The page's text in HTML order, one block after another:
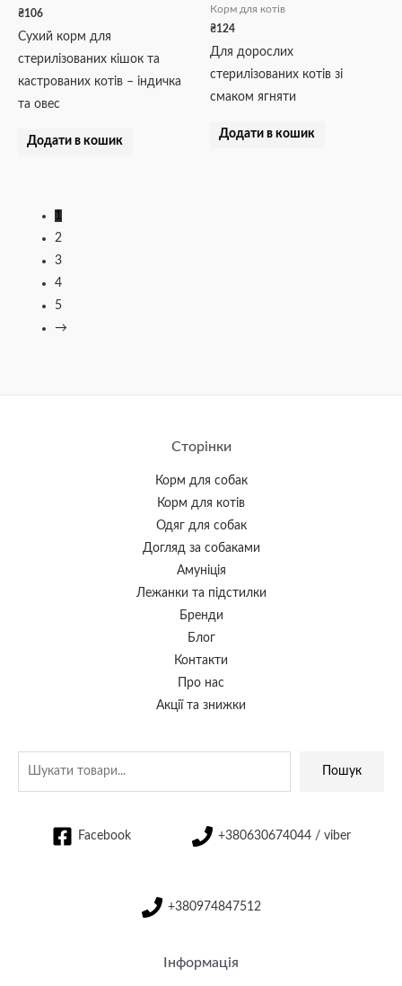
₴106
Cухий корм для
стерилізованих кішок та
кастрованих котів – індичка
та овес
Додати в кошик
Корм для котів
₴124
Для дорослих
стерилізованих котів зі
смаком ягняти
Додати в кошик
1
2
3
4
5
→
Сторінки
Корм для собак
Корм для котів
Одяг для собак
Догляд за собаками
Амуніція
Лежанки та підстилки
Бренди
Блог
Контакти
Про нас
Акції та знижки
Пошук
Facebook +380630674044 / viber
+380974847512
Інформація